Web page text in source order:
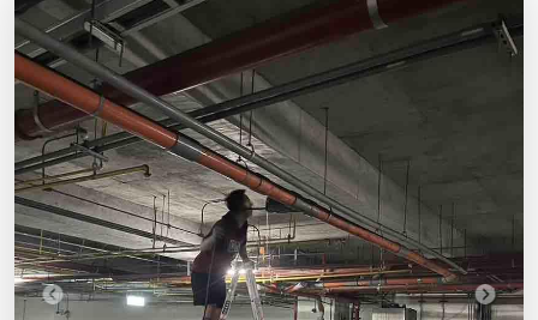
翔誠高壓水刀包通
地址 I高雄市大樹區高雄市大樹區竹寮路6-7
0